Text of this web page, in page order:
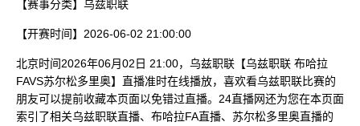
【赛事分类】 乌兹职联
【开赛时间】 2026-06-02 21:00:00
北京时间2026年06月02日 21:00，乌兹职联【乌兹职联 布哈拉
FAVS苏尔松多里奥】直播准时在线播放，喜欢看乌兹职联比赛的
朋友可以提前收藏本页面以免错过直播。24直播网还为您在本页面
索引了相关乌兹职联直播、布哈拉FA直播、苏尔松多里奥直播的